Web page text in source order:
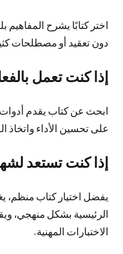
اختر كتابًا يشرح المفاهيم
دون تعقيد أو مصطلحات
إذا كنت تعمل
ابحث عن كتاب يقدم
على تحسين الأداء واتخاذ
إذا كنت تستعد
يفضل اختيار كتاب منظم،
الرئيسية بشكل منهجي،
الاختبارات المهنية.